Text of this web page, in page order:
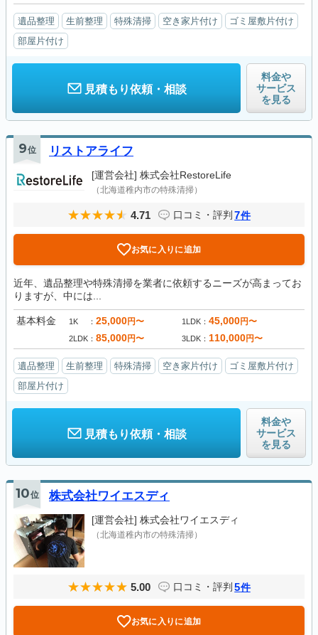
遺品整理 生前整理 特殊清掃 空き家片付け
ゴミ屋敷片付け
部屋片付け
見積もり依頼・相談
料金や
サービス
を見る
9位 リストアライフ
[運営会社] 株式会社RestoreLife
（北海道稚内市の特殊清掃）
4.71 口コミ・評判 7件
お気に入りに追加
近年、遺品整理や特殊清掃を業者に依頼するニーズが高まってお
りますが、中には...
基本料金 1K 25,000円〜 1LDK 45,000円〜
2LDK 85,000円〜 3LDK 110,000円〜
遺品整理 生前整理 特殊清掃 空き家片付け
ゴミ屋敷片付け
部屋片付け
見積もり依頼・相談
料金や
サービス
を見る
10位 株式会社ワイエスディ
[運営会社] 株式会社ワイエスディ
（北海道稚内市の特殊清掃）
5.00 口コミ・評判 5件
お気に入りに追加